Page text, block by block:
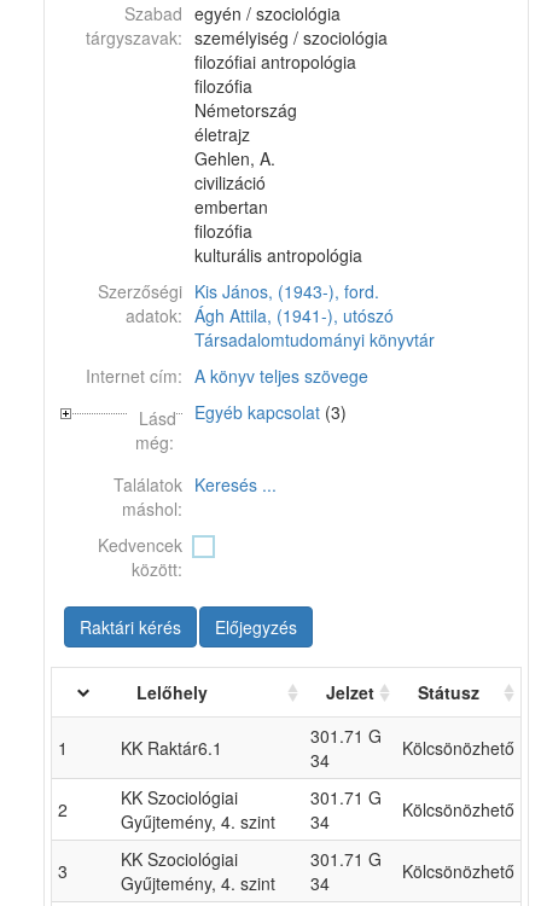
Szabad
tárgyszavak:
egyén / szociológia
személyiség / szociológia
filozófiai antropológia
filozófia
Németország
életrajz
Gehlen, A.
civilizáció
embertan
filozófia
kulturális antropológia
Szerzőségi
adatok:
Kis János, (1943-), ford.
Ágh Attila, (1941-), utószó
Társadalomtudományi könyvtár
Internet cím: A könyv teljes szövege
Lásd
még:
Egyéb kapcsolat (3)
Találatok
máshol:
Keresés ...
Kedvencek
között:
Raktári kérés Előjegyzés
Lelőhely Jelzet Státusz
1 KK Raktár6.1
301.71 G
34
Kölcsönözhető
2
KK Szociológiai
Gyűjtemény, 4. szint
301.71 G
34
Kölcsönözhető
3
KK Szociológiai
Gyűjtemény, 4. szint
301.71 G
34
Kölcsönözhető